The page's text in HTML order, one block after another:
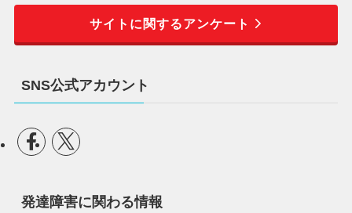
サイトに関するアンケート
SNS公式アカウント
発達障害に関わる情報